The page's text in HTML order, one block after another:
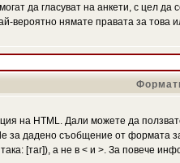
да гласуват на анкети, с цел
вероятно нямате правата за това
на HTML. Дали можете да
за дадено съобщение от формата
[таг]), а не в < и >. За повече